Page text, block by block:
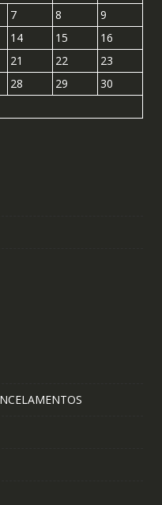
7 8
9
14 15
16
21 22
23
28 29
30